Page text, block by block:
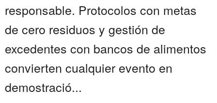
responsable. Protocolos con metas
de cero residuos y gestión de
excedentes con bancos de alimentos
convierten cualquier evento en
demostració...